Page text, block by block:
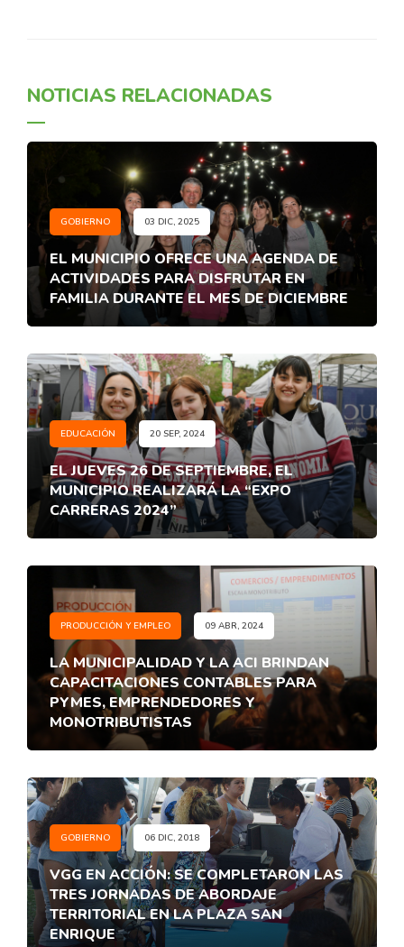
NOTICIAS RELACIONADAS
GOBIERNO 03 DIC, 2025
EL MUNICIPIO OFRECE UNA AGENDA DE
ACTIVIDADES PARA DISFRUTAR EN
FAMILIA DURANTE EL MES DE DICIEMBRE
EDUCACIÓN 20 SEP, 2024
EL JUEVES 26 DE SEPTIEMBRE, EL
MUNICIPIO REALIZARÁ LA “EXPO
CARRERAS 2024”
PRODUCCIÓN Y EMPLEO 09 ABR, 2024
LA MUNICIPALIDAD Y LA ACI BRINDAN
CAPACITACIONES CONTABLES PARA
PYMES, EMPRENDEDORES Y
MONOTRIBUTISTAS
GOBIERNO 06 DIC, 2018
VGG EN ACCIÓN: SE COMPLETARON LAS
TRES JORNADAS DE ABORDAJE
TERRITORIAL EN LA PLAZA SAN
ENRIQUE